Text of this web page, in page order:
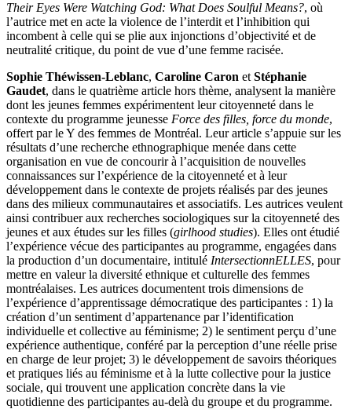
Their Eyes Were Watching God: What Does Soulful Means?, où
l’autrice met en acte la violence de l’interdit et l’inhibition qui
incombent à celle qui se plie aux injonctions d’objectivité et de
neutralité critique, du point de vue d’une femme racisée.
Sophie Théwissen-Leblanc, Caroline Caron et Stéphanie
Gaudet, dans le quatrième article hors thème, analysent la manière
dont les jeunes femmes expérimentent leur citoyenneté dans le
contexte du programme jeunesse Force des filles, force du monde,
offert par le Y des femmes de Montréal. Leur article s’appuie sur les
résultats d’une recherche ethnographique menée dans cette
organisation en vue de concourir à l’acquisition de nouvelles
connaissances sur l’expérience de la citoyenneté et à leur
développement dans le contexte de projets réalisés par des jeunes
dans des milieux communautaires et associatifs. Les autrices veulent
ainsi contribuer aux recherches sociologiques sur la citoyenneté des
jeunes et aux études sur les filles (girlhood studies). Elles ont étudié
l’expérience vécue des participantes au programme, engagées dans
la production d’un documentaire, intitulé IntersectionnELLES, pour
mettre en valeur la diversité ethnique et culturelle des femmes
montréalaises. Les autrices documentent trois dimensions de
l’expérience d’apprentissage démocratique des participantes : 1) la
création d’un sentiment d’appartenance par l’identification
individuelle et collective au féminisme; 2) le sentiment perçu d’une
expérience authentique, conféré par la perception d’une réelle prise
en charge de leur projet; 3) le développement de savoirs théoriques
et pratiques liés au féminisme et à la lutte collective pour la justice
sociale, qui trouvent une application concrète dans la vie
quotidienne des participantes au-delà du groupe et du programme.